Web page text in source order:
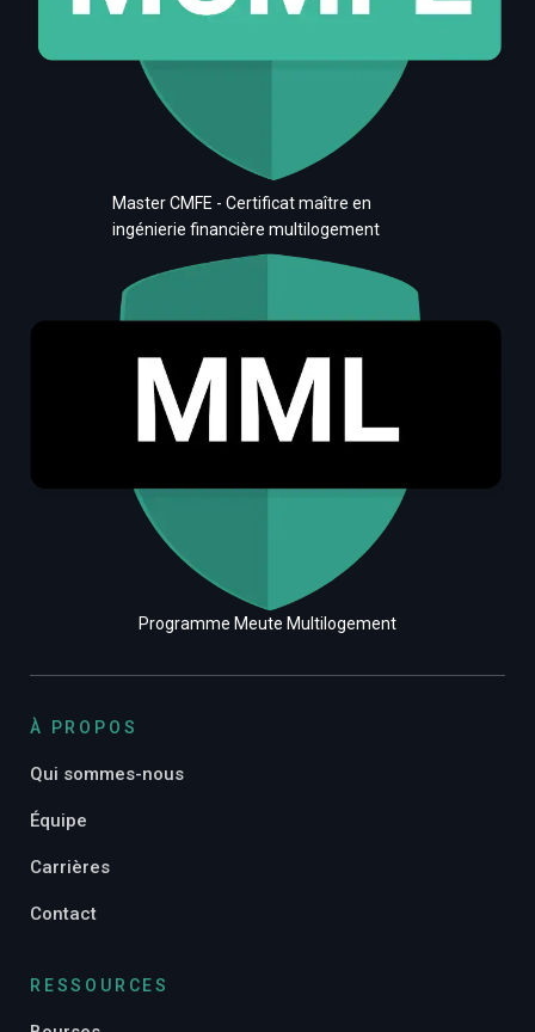
Master CMFE - Certificat maître en
ingénierie financière multilogement
Programme Meute Multilogement
À PROPOS
Qui sommes-nous
Équipe
Carrières
Contact
RESSOURCES